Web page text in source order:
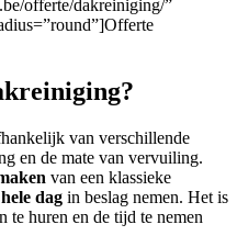
offerte/dakreiniging/”
van verschillende
en de mate van vervuiling.
van een klassieke
dag in beslag nemen. Het is
te huren en de tijd te nemen